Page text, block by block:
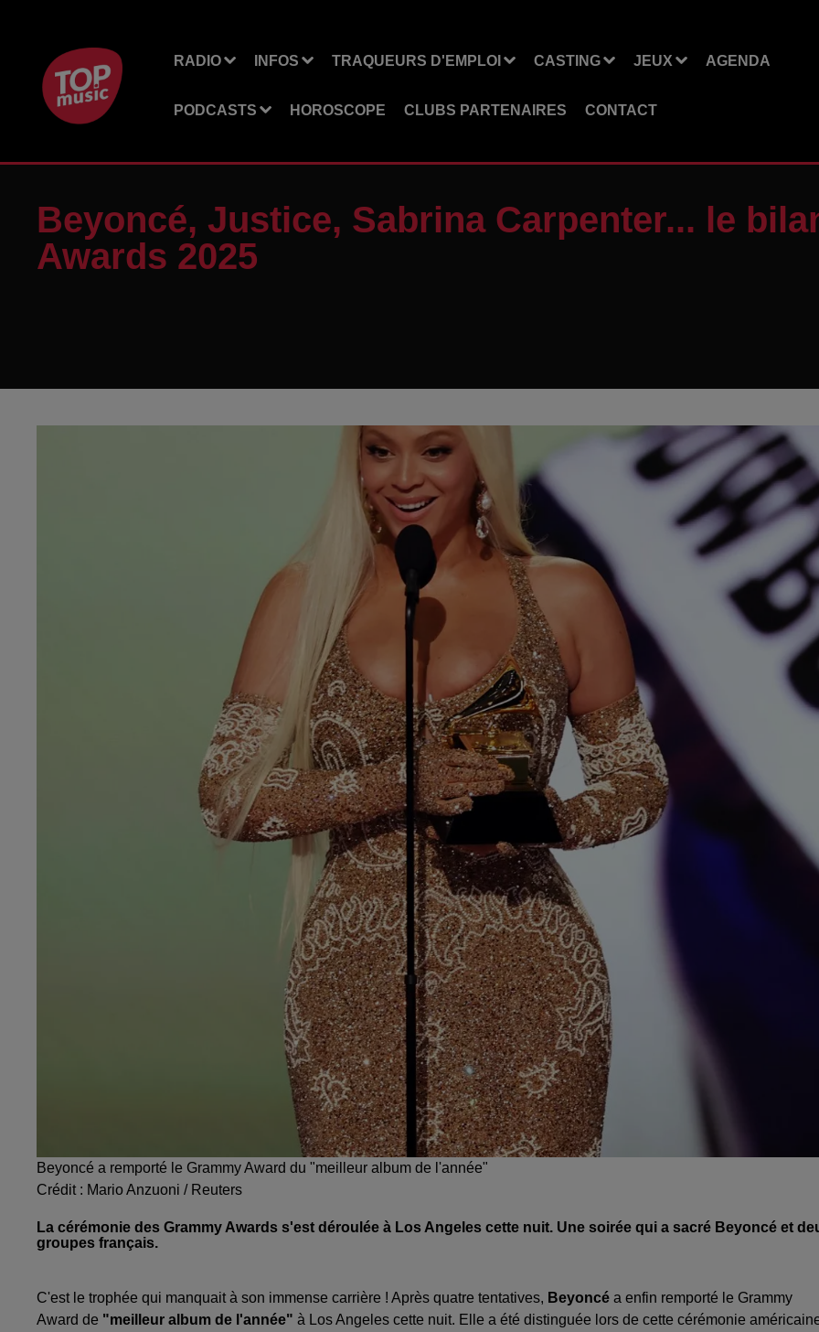
RADIO INFOS TRAQUEURS D'EMPLOI CASTING JEUX AGENDA
PODCASTS HOROSCOPE CLUBS PARTENAIRES CONTACT
Beyoncé, Justice, Sabrina Carpenter... le
Awards 2025
Beyoncé a remporté le Grammy Award du "meilleur album de l'année"
Crédit : Mario Anzuoni / Reuters
La cérémonie des Grammy Awards s'est déroulée à Los Angeles cette nuit. Une soirée qui a sacré Beyoncé et
groupes français.
C'est le trophée qui manquait à son immense carrière ! Après quatre tentatives, Beyoncé a enfin remporté le Grammy
Award de "meilleur album de l'année" à Los Angeles cette nuit. Elle a été distinguée lors de cette cérémonie